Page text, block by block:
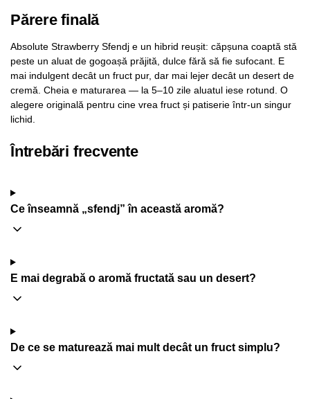
Părere finală
Absolute Strawberry Sfendj e un hibrid reușit: căpșuna coaptă stă
peste un aluat de gogoașă prăjită, dulce fără să fie sufocant. E
mai indulgent decât un fruct pur, dar mai lejer decât un desert de
cremă. Cheia e maturarea — la 5–10 zile aluatul iese rotund. O
alegere originală pentru cine vrea fruct și patiserie într-un singur
lichid.
Întrebări frecvente
Ce înseamnă „sfendj” în această aromă?
E mai degrabă o aromă fructată sau un desert?
De ce se maturează mai mult decât un fruct simplu?